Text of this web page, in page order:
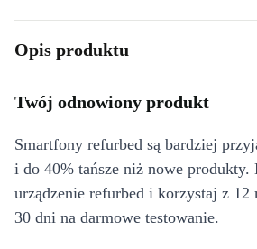
Opis produktu
Twój odnowiony produkt
Smartfony refurbed są bardziej
i do 40% tańsze niż nowe produkty.
urządzenie refurbed i korzystaj z
30 dni na darmowe testowanie.